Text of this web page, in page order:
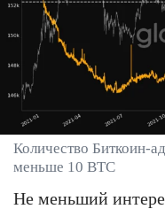
Количество Биткоин-
меньше 10 BTC
Не меньший